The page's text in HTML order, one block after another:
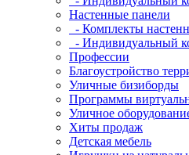
Настенные панели
- Комплекты
- Индивидуальный
Профессии
Благоустройство
Уличные бизиборды
Программы
Уличное
Хиты продаж
Детская мебель